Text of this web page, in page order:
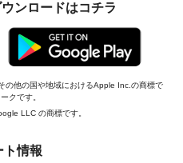
ンロードはコチラ
の他の国や地域におけるApple Inc.の商標で
クです。
LLC の商標です。
ト情報